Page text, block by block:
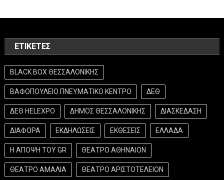
ΕΤΙΚΈΤΕΣ
BLACK BOX ΘΕΣΣΑΛΟΝΙΚΗΣ
ΒΑΦΟΠΟΥΛΕΙΟ ΠΝΕΥΜΑΤΙΚΟ ΚΕΝΤΡΟ ΔΕΘ
ΔΕΘ HELEXPO ΔΗΜΟΣ ΘΕΣΣΑΛΟΝΙΚΗΣ ΔΙΑΣΚΕΔΑΣΗ
ΔΙΑΦΟΡΑ ΕΚΔΗΛΩΣΕΙΣ ΕΚΘΕΣΕΙΣ ΕΛΛΑΔΑ
Η ΑΠΟΨΗ ΤΟΥ GR ΘΕΑΤΡΟ ΑΘΗΝΑΙΟΝ
ΘΕΑΤΡΟ ΑΜΑΛΙΑ ΘΕΑΤΡΟ ΑΡΙΣΤΟΤΕΛΕΙΟΝ